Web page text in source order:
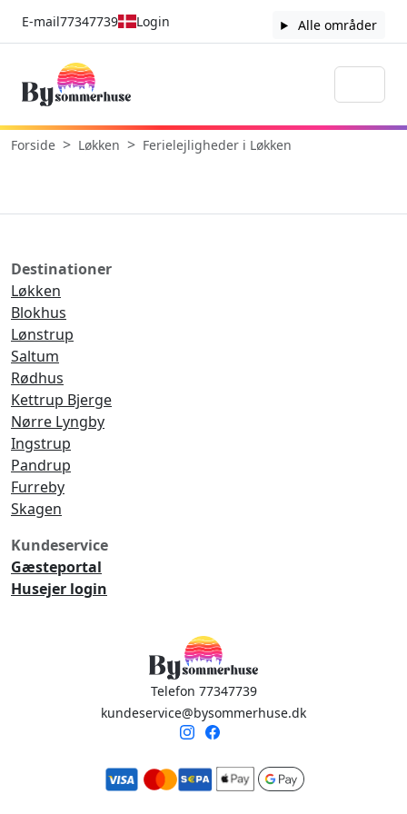
E-mail77347739 Login Alle områder
Forside Løkken Ferielejligheder i Løkken
Destinationer
Løkken
Blokhus
Lønstrup
Saltum
Rødhus
Kettrup Bjerge
Nørre Lyngby
Ingstrup
Pandrup
Furreby
Skagen
Kundeservice
Gæsteportal
Husejer login
Telefon 77347739
kundeservice@bysommerhuse.dk